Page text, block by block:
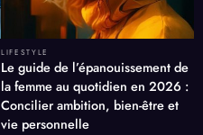
LIFESTYLE
Le guide de l’épanouissement de
la femme au quotidien en 2026 :
Concilier ambition, bien-être et
vie personnelle